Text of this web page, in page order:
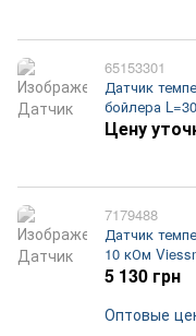
65153301
Датчик
бойлера
Цену
7179488
Датчик
10 кОм
5 130 грн
Оптовые